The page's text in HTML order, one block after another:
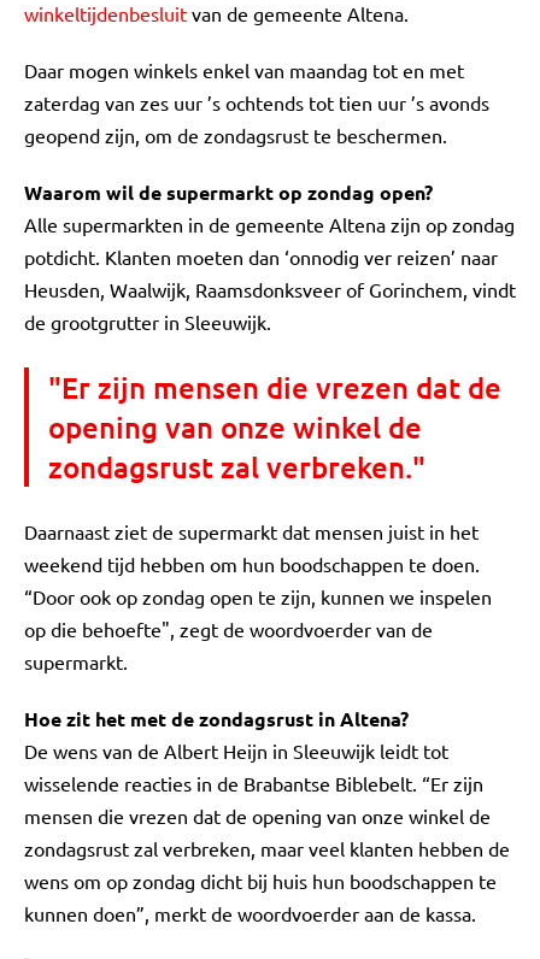
winkeltijdenbesluit van de gemeente Altena.
Daar mogen winkels enkel van maandag tot en met
zaterdag van zes uur ’s ochtends tot tien uur ’s avonds
geopend zijn, om de zondagsrust te beschermen.
Waarom wil de supermarkt op zondag open?
Alle supermarkten in de gemeente Altena zijn op zondag
potdicht. Klanten moeten dan ‘onnodig ver reizen’ naar
Heusden, Waalwijk, Raamsdonksveer of Gorinchem, vindt
de grootgrutter in Sleeuwijk.
"Er zijn mensen die vrezen dat de
opening van onze winkel de
zondagsrust zal verbreken."
Daarnaast ziet de supermarkt dat mensen juist in het
weekend tijd hebben om hun boodschappen te doen.
“Door ook op zondag open te zijn, kunnen we inspelen
op die behoefte", zegt de woordvoerder van de
supermarkt.
Hoe zit het met de zondagsrust in Altena?
De wens van de Albert Heijn in Sleeuwijk leidt tot
wisselende reacties in de Brabantse Biblebelt. “Er zijn
mensen die vrezen dat de opening van onze winkel de
zondagsrust zal verbreken, maar veel klanten hebben de
wens om op zondag dicht bij huis hun boodschappen te
kunnen doen”, merkt de woordvoerder aan de kassa.